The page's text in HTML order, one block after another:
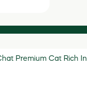
Premium Cat Rich In